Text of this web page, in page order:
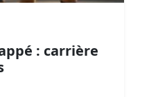
: carrière